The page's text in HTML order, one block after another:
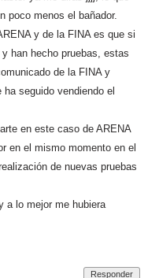
poco menos el bañador.
y de la FINA es que si
han hecho pruebas, estas
de la FINA y
seguido vendiendo el
en este caso de ARENA
en el mismo momento en el
de nuevas pruebas
a lo mejor me hubiera
Responder